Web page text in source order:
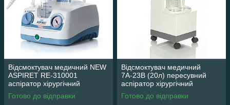
Відсмоктувач медичний NEW
ASPIRET RE-310001
аспіратор хірургічний
портативний з вакуумним
регулятором
Готово до відправки
Відсмоктувач медичний
7А-23В (20л) пересувний
аспіратор хірургічний
Готово до відправки